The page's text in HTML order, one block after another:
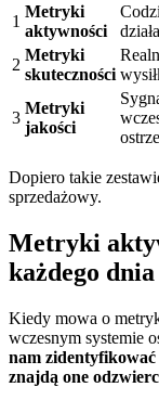
1
Metryki
aktywności
2
Metryki
skuteczności
3
Metryki
jakości
Dopiero takie
sprzedażowy.
Metryki
każdego dnia
Kiedy mowa o
wczesnym systemie
nam zidentyfikować
znajdą one